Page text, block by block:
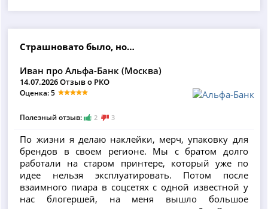
Страшновато было, но…
Иван про Альфа-Банк (Москва)
14.07.2026 Отзыв о РКО
Оценка: 5
Полезный отзыв: 2 3
По жизни я делаю наклейки, мерч, упаковку для
брендов в своем регионе. Мы с братом долго
работали на старом принтере, который уже по
идее нельзя эксплуатировать. Потом после
взаимного пиара в соцсетях с одной известной у
нас блогершей, на меня вышло большое